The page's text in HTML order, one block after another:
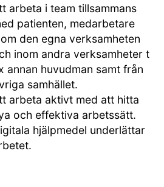
arbeta i team tillsammans
patienten, medarbetare
den egna verksamheten
inom andra verksamheter t
annan huvudman samt från
samhället.
arbeta aktivt med att hitta
och effektiva arbetssätt.
hjälpmedel underlättar